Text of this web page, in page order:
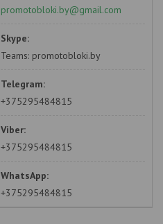
promotobloki.by@gmail.com
Teams: promotobloki.by
+375295484815
+375295484815
+375295484815